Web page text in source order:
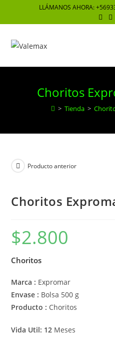
LLÁMANOS AHORA:
Choritos
> Tienda >
Producto anterior
Choritos
$2.800
Choritos
Marca : Expromar
Envase : Bolsa 500 g
Producto : Choritos
Vida Util: 12 Meses